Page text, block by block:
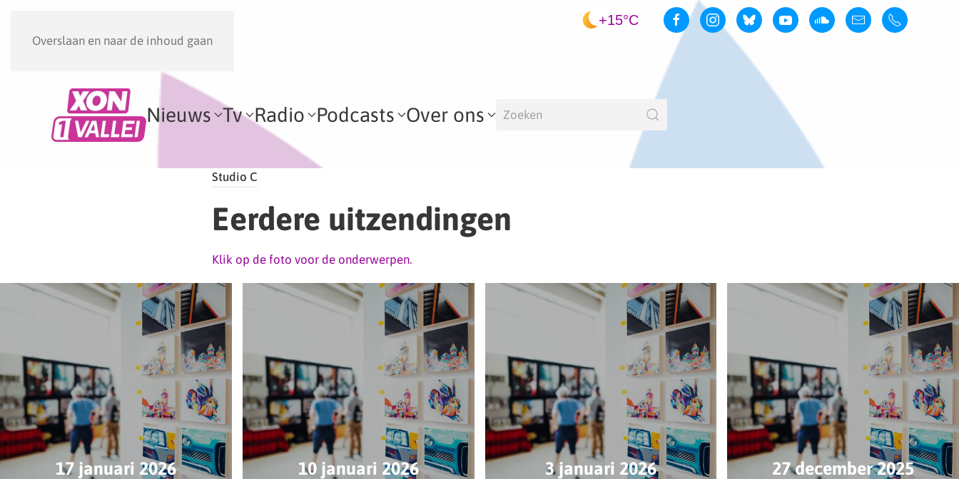
Overslaan en naar de inhoud gaan
+15°C
Nieuws Tv Radio Podcasts Over ons
Studio C
Eerdere uitzendingen
Klik op de foto voor de onderwerpen.
17 januari 2026 10 januari 2026 3 januari 2026 27 december 2025